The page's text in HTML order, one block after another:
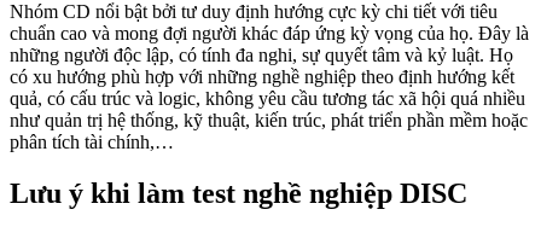
Nhóm CD nổi bật bởi tư duy định hướng cực kỳ chi tiết với tiêu
chuẩn cao và mong đợi người khác đáp ứng kỳ vọng của họ. Đây là
những người độc lập, có tính đa nghi, sự quyết tâm và kỷ luật. Họ
có xu hướng phù hợp với những nghề nghiệp theo định hướng kết
quả, có cấu trúc và logic, không yêu cầu tương tác xã hội quá nhiều
như quản trị hệ thống, kỹ thuật, kiến ​​trúc, phát triển phần mềm hoặc
phân tích tài chính,…
Lưu ý khi làm test nghề nghiệp DISC